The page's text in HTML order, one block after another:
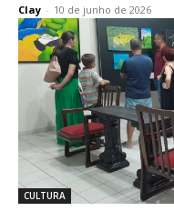
Clay - 10 de junho de 2026
CULTURA